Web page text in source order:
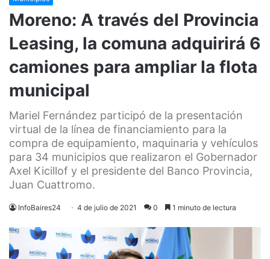
Moreno: A través del Provincia
Leasing, la comuna adquirirá 6
camiones para ampliar la flota
municipal
Mariel Fernández participó de la presentación
virtual de la línea de financiamiento para la
compra de equipamiento, maquinaria y vehículos
para 34 municipios que realizaron el Gobernador
Axel Kicillof y el presidente del Banco Provincia,
Juan Cuattromo.
InfoBaires24 4 de julio de 2021 0 1 minuto de lectura